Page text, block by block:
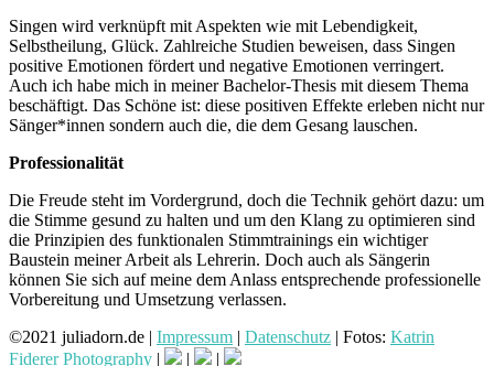
Singen wird verknüpft mit Aspekten wie mit Lebendigkeit,
Selbstheilung, Glück. Zahlreiche Studien beweisen, dass Singen
positive Emotionen fördert und negative Emotionen verringert.
Auch ich habe mich in meiner Bachelor-Thesis mit diesem Thema
beschäftigt. Das Schöne ist: diese positiven Effekte erleben nicht nur
Sänger*innen sondern auch die, die dem Gesang lauschen.
Professionalität
Die Freude steht im Vordergrund, doch die Technik gehört dazu: um
die Stimme gesund zu halten und um den Klang zu optimieren sind
die Prinzipien des funktionalen Stimmtrainings ein wichtiger
Baustein meiner Arbeit als Lehrerin. Doch auch als Sängerin
können Sie sich auf meine dem Anlass entsprechende professionelle
Vorbereitung und Umsetzung verlassen.
©2021 juliadorn.de | Impressum | Datenschutz | Fotos: Katrin
Fiderer Photography | | |